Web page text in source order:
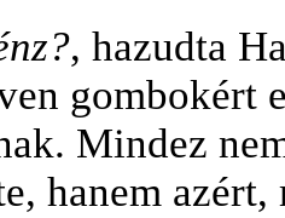
, hazudta
gombokért
Mindez
hanem